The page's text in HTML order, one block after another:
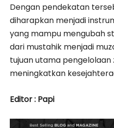
Dengan pendekatan
diharapkan menjadi
yang mampu mengubah
dari mustahik menjadi
tujuan utama
meningkatkan
Editor : Papi